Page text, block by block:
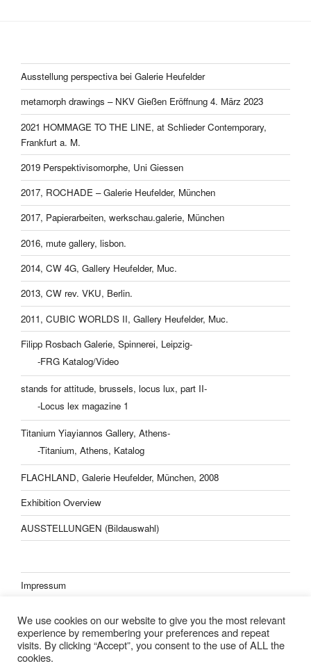
Ausstellung perspectiva bei Galerie Heufelder
metamorph drawings – NKV Gießen Eröffnung 4. März 2023
2021 HOMMAGE TO THE LINE, at Schlieder Contemporary,
Frankfurt a. M.
2019 Perspektivisomorphe, Uni Giessen
2017, ROCHADE – Galerie Heufelder, München
2017, Papierarbeiten, werkschau.galerie, München
2016, mute gallery, lisbon.
2014, CW 4G, Gallery Heufelder, Muc.
2013, CW rev. VKU, Berlin.
2011, CUBIC WORLDS II, Gallery Heufelder, Muc.
Filipp Rosbach Galerie, Spinnerei, Leipzig-
-FRG Katalog/Video
stands for attitude, brussels, locus lux, part II-
-Locus lex magazine 1
Titanium Yiayiannos Gallery, Athens-
-Titanium, Athens, Katalog
FLACHLAND, Galerie Heufelder, München, 2008
Exhibition Overview
AUSSTELLUNGEN (Bildauswahl)
Impressum
We use cookies on our website to give you the most relevant
experience by remembering your preferences and repeat
visits. By clicking “Accept”, you consent to the use of ALL the
cookies.